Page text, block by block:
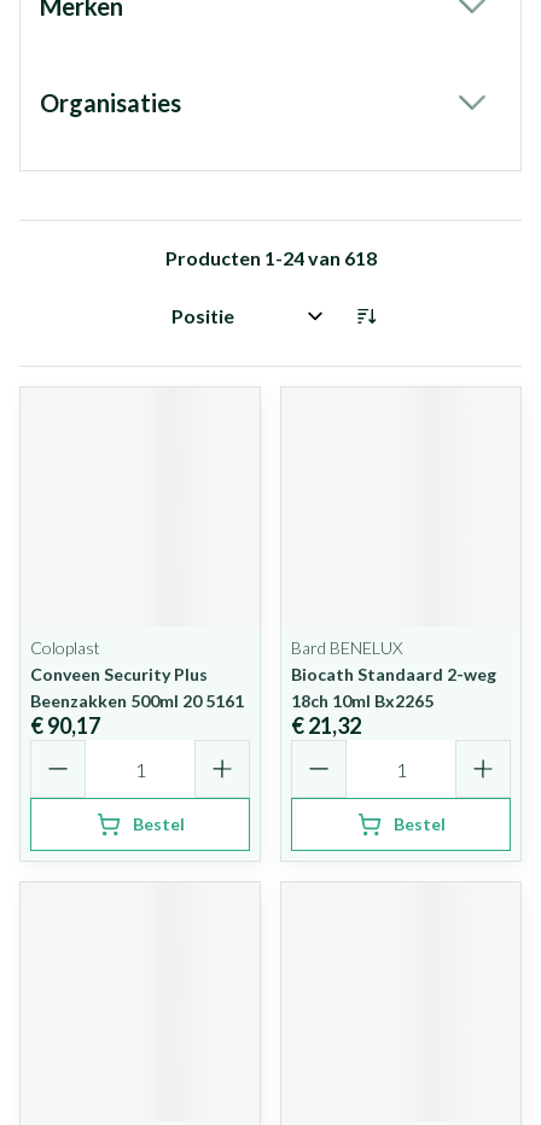
Merken
Organisaties
Producten 1-24van 618
Sorteer op:
Coloplast
Conveen Security Plus
Beenzakken 500ml 20 5161
€ 90,17
Bestel
Bard BENELUX
Biocath Standaard 2-weg
18ch 10ml Bx2265
€ 21,32
Bestel